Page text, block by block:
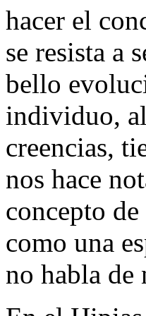
hacer el
se resista a
bello
individuo,
creencias,
nos hace
concepto
como una
no habla de